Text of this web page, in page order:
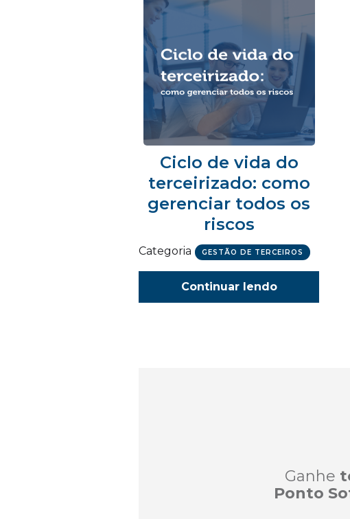
Ciclo de vida do
terceirizado: como
gerenciar todos os
riscos
Categoria GESTÃO DE TERCEIROS
Continuar lendo
Ganhe
Ponto